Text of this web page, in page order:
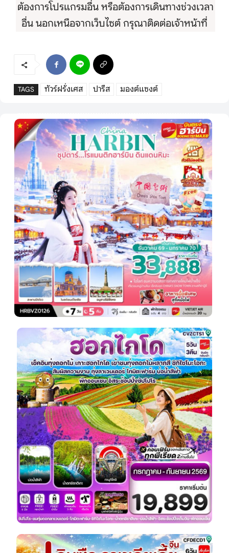
ต้องการโปรแกรมอื่น หรือต้องการเดินทางช่วงเวลา
อื่น นอกเหนือจากเว็บไซต์ กรุณาติดต่อเจ้าหน้าที่
TAGS ทัวร์ฝรั่งเศส ปารีส มองต์แซงต์